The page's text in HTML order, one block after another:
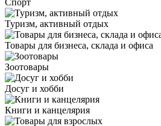
Спорт
Туризм, активный отдых
Товары для бизнеса, склада и офиса
Зоотовары
Досуг и хобби
Книги и канцелярия